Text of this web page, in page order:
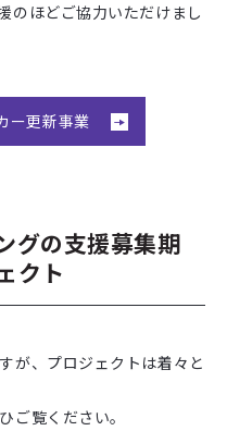
のほどご協力いただけまし
ー更新事業
グの支援募集期
クト
が、プロジェクトは着々と
ご覧ください。